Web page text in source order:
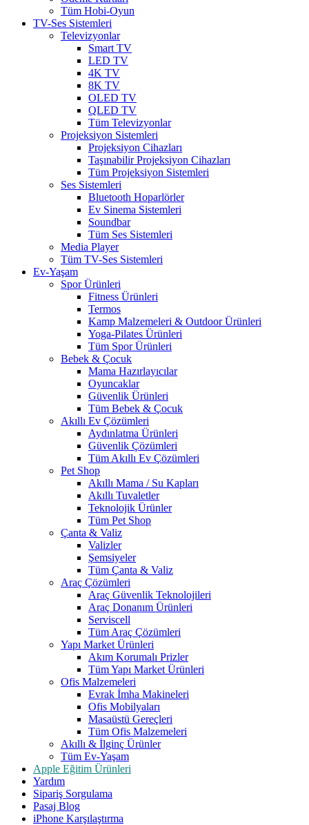
Tüm Hobi-Oyun
TV-Ses Sistemleri
Televizyonlar
Smart TV
LED TV
4K TV
8K TV
OLED TV
QLED TV
Tüm Televizyonlar
Projeksiyon Sistemleri
Projeksiyon Cihazları
Taşınabilir Projeksiyon Cihazları
Tüm Projeksiyon Sistemleri
Ses Sistemleri
Bluetooth Hoparlörler
Ev Sinema Sistemleri
Soundbar
Tüm Ses Sistemleri
Media Player
Tüm TV-Ses Sistemleri
Ev-Yaşam
Spor Ürünleri
Fitness Ürünleri
Termos
Kamp Malzemeleri & Outdoor Ürünleri
Yoga-Pilates Ürünleri
Tüm Spor Ürünleri
Bebek & Çocuk
Mama Hazırlayıcılar
Oyuncaklar
Güvenlik Ürünleri
Tüm Bebek & Çocuk
Akıllı Ev Çözümleri
Aydınlatma Ürünleri
Güvenlik Çözümleri
Tüm Akıllı Ev Çözümleri
Pet Shop
Akıllı Mama / Su Kapları
Akıllı Tuvaletler
Teknolojik Ürünler
Tüm Pet Shop
Çanta & Valiz
Valizler
Şemsiyeler
Tüm Çanta & Valiz
Araç Çözümleri
Araç Güvenlik Teknolojileri
Araç Donanım Ürünleri
Serviscell
Tüm Araç Çözümleri
Yapı Market Ürünleri
Akım Korumalı Prizler
Tüm Yapı Market Ürünleri
Ofis Malzemeleri
Evrak İmha Makineleri
Ofis Mobilyaları
Masaüstü Gereçleri
Tüm Ofis Malzemeleri
Akıllı & İlginç Ürünler
Tüm Ev-Yaşam
Apple Eğitim Ürünleri
Yardım
Sipariş Sorgulama
Pasaj Blog
iPhone Karşılaştırma